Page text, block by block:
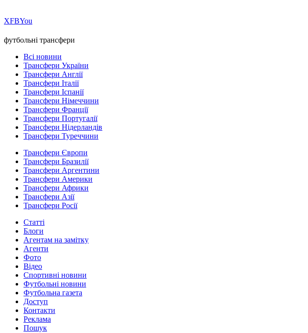
ХFBYou
футбольні трансфери
Всі новини
Трансфери України
Трансфери Англії
Трансфери Італії
Трансфери Іспанії
Трансфери Німеччини
Трансфери Франції
Трансфери Португалії
Трансфери Нідерландів
Трансфери Туреччини
Трансфери Європи
Трансфери Бразилії
Трансфери Аргентини
Трансфери Америки
Трансфери Африки
Трансфери Азії
Трансфери Росії
Статті
Блоги
Агентам на замітку
Агенти
Фото
Відео
Спортивні новини
Футбольні новини
Футбольна газета
Доступ
Контакти
Реклама
Пошук